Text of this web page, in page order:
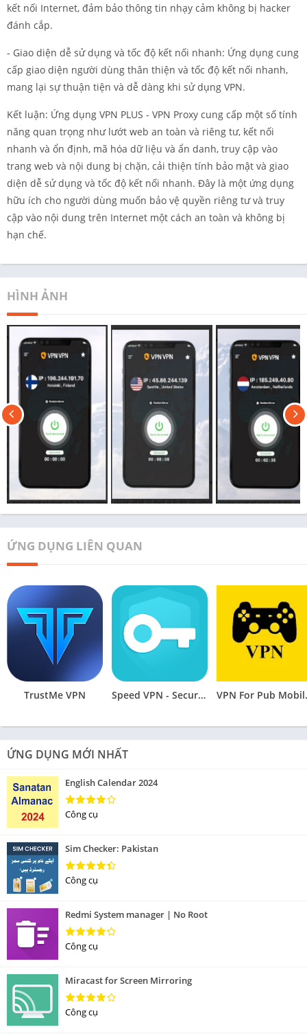
kết nối Internet, đảm bảo thông tin nhạy cảm không bị hacker
đánh cắp.
- Giao diện dễ sử dụng và tốc độ kết nối nhanh: Ứng dụng cung
cấp giao diện người dùng thân thiện và tốc độ kết nối nhanh,
mang lại sự thuận tiện và dễ dàng khi sử dụng VPN.
Kết luận: Ứng dụng VPN PLUS - VPN Proxy cung cấp một số tính
năng quan trọng như lướt web an toàn và riêng tư, kết nối
nhanh và ổn định, mã hóa dữ liệu và ẩn danh, truy cập vào
trang web và nội dung bị chặn, cải thiện tính bảo mật và giao
diện dễ sử dụng và tốc độ kết nối nhanh. Đây là một ứng dụng
hữu ích cho người dùng muốn bảo vệ quyền riêng tư và truy
cập vào nội dung trên Internet một cách an toàn và không bị
hạn chế.
HÌNH ẢNH
ỨNG DỤNG LIÊN QUAN
TrustMe VPN Speed VPN - Secure VPN Proxy
ỨNG DỤNG MỚI NHẤT
English Calendar 2024
Công cụ
Sim Checker: Pakistan
Công cụ
Redmi System manager | No Root
Công cụ
Miracast for Screen Mirroring
Công cụ